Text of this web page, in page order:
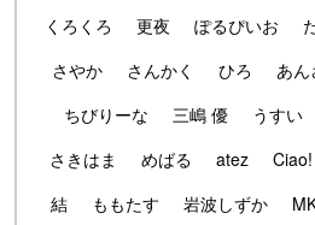
くろくろ
更夜 ぽるぴいお
さやか
さんかく ひろ あん
ちびりーな
三嶋 優 うすい
さきはま
めばる atez Ciao!
結
ももたす 岩波しずか